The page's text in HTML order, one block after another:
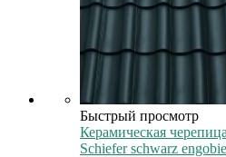
Быстрый просмотр
Керамическая
Schiefer schwarz